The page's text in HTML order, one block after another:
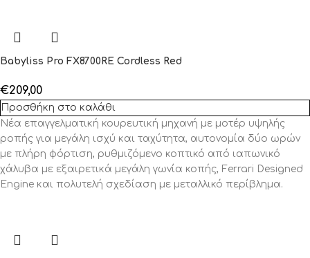
Babyliss Pro FX8700RE Cordless Red
€209,00
Προσθήκη στο καλάθι
Νέα επαγγελματική κουρευτική μηχανή με μοτέρ υψηλής
ροπής για μεγάλη ισχύ και ταχύτητα, αυτονομία δύο ωρών
με πλήρη φόρτιση, ρυθμιζόμενο κοπτικό από ιαπωνικό
χάλυβα με εξαιρετικά μεγάλη γωνία κοπής, Ferrari Designed
Engine και πολυτελή σχεδίαση με μεταλλικό περίβλημα.